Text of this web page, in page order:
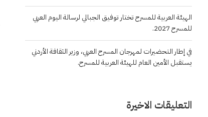
الهيئة العربية للمسرح تختار توفيق الجبالي لرسالة اليوم العربي
للمسرح 2027.
في إطار التحضيرات لمهرجان المسرح العربي، وزير الثقافة الأردني
يستقبل الأمين العام للهيئة العربية للمسرح.
التعليقات الاخيرة